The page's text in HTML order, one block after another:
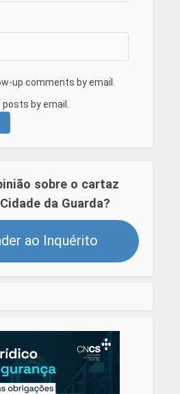
up comments by email.
by email.
sobre o cartaz
da Guarda?
ao Inquérito